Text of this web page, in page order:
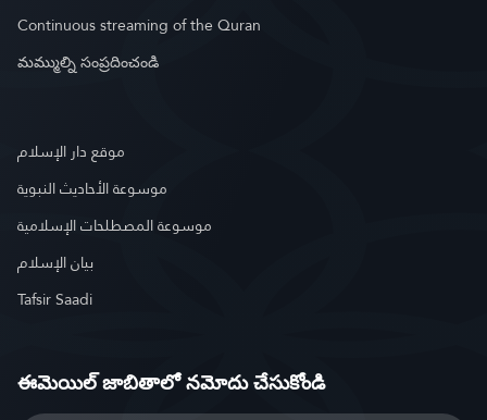
Continuous streaming of the Quran
మమ్ముల్ని సంప్రదించండి
موقع دار الإسلام
موسوعة الأحاديث النبوية
موسوعة المصطلحات الإسلامية
بيان الإسلام
Tafsir Saadi
ఈమెయిల్ జాబితాలో నమోదు చేసుకోండి